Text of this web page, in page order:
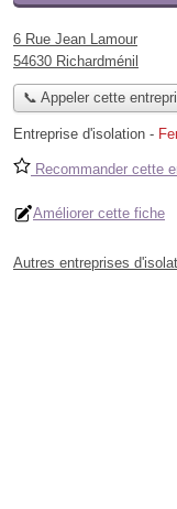
6 Rue Jean Lamour
54630 Richardménil
📞 Appeler cette
Entreprise d'isolation -
Recommander cette
Améliorer cette fiche
Autres entreprises